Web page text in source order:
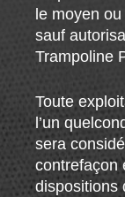
le moyen
sauf
Trampoline
Toute
l’un
sera
contrefaçon
dispositions